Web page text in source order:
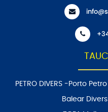
PETRO DIVERS -Porto Petro
Balear